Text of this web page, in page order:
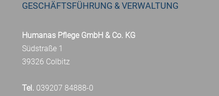
GESCHÄFTSFÜHRUNG & VERWALTUNG
Humanas Pflege GmbH & Co. KG
Südstraße 1
39326 Colbitz
Tel. 039207 84888-0